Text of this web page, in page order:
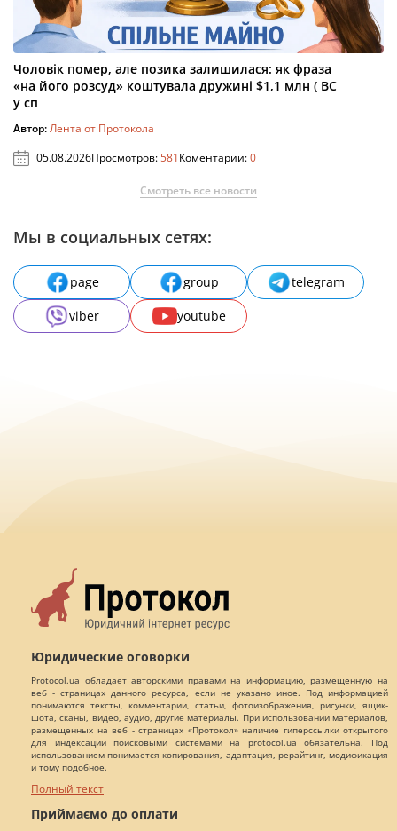
Чоловік помер, але позика залишилася: як фраза
«на його розсуд» коштувала дружині $1,1 млн ( ВС
у сп
Автор:Лента от Протокола
05.08.2026Просмотров:581Коментарии:0
Смотреть все новости
Мы в социальных сетях:
page group
telegram
viber
youtube
Юридические оговорки
Protocol.ua обладает авторскими правами на информацию, размещенную на
веб - страницах данного ресурса, если не указано иное. Под информацией
понимаются тексты, комментарии, статьи, фотоизображения, рисунки, ящик-
шота, сканы, видео, аудио, другие материалы. При использовании материалов,
размещенных на веб - страницах «Протокол» наличие гиперссылки открытого
для индексации поисковыми системами на protocol.ua обязательна. Под
использованием понимается копирования, адаптация, рерайтинг, модификация
и тому подобное.
Полный текст
Приймаємо до оплати